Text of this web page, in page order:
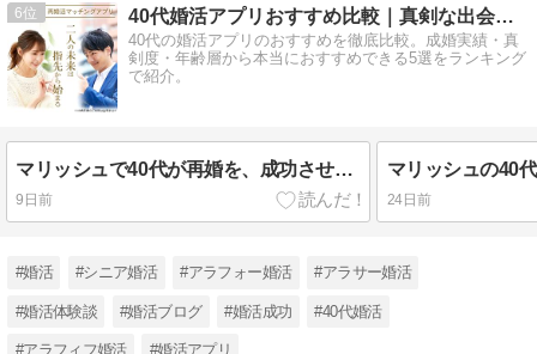
6 40代婚活アプリおすすめ比較｜真剣な出会いを見付ける！
40代の婚活アプリのおすすめを徹底比較。成婚実績・真
剣度・年齢層から本当におすすめできる5選をランキング
で紹介。
マリッシュで40代が再婚を、成功させるポイントを解説！
9日前 24日前
#婚活 #シニア婚活 #アラフォー婚活 #アラサー婚活
#婚活体験談 #婚活ブログ #婚活成功 #40代婚活
#アラフィフ婚活 #婚活アプリ